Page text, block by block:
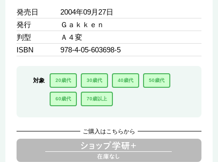
発売日
2004年09月27日
発行
Ｇａｋｋｅｎ
判型
Ａ４変
ISBN
978-4-05-603698-5
対象 20歳代 30歳代 40歳代 50歳代
60歳代 70歳以上
ご購入はこちらから